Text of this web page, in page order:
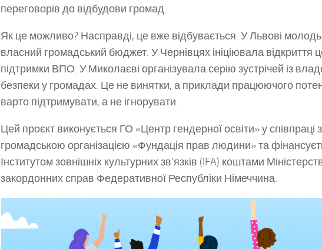
переговорів до відбудови громад.
Як це можливо? Насправді, це вже відбувається. У Львові молодь
власний громадський бюджет. У Чернівцях ініціювала відкриття
підтримки ВПО. У Миколаєві організувала серію зустрічей із
безпеки у громадах. Це не винятки, а приклади працюючого
варто підтримувати, а не ігнорувати.
Цей проєкт виконується ГО «Центр гендерної освіти» у співпраці з
громадською організацією «Фундація прав людини» та
Інститутом зовнішніх культурних зв’язків (IFA) коштами
закордонних справ Федеративної Республіки Німеччина.